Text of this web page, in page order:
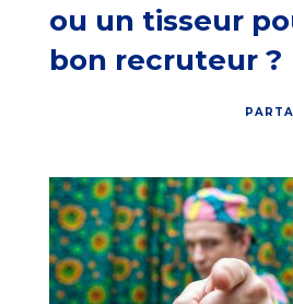
ou un tisseur
bon recruteur ?